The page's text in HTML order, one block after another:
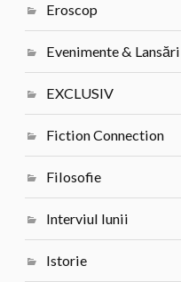
Eroscop
Evenimente & Lansări
EXCLUSIV
Fiction Connection
Filosofie
Interviul lunii
Istorie